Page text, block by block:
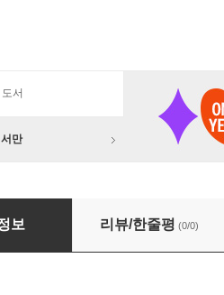
서
만
만나다 (감상하기 : 4종세트)
보 리뷰/한줄평 (0/0)